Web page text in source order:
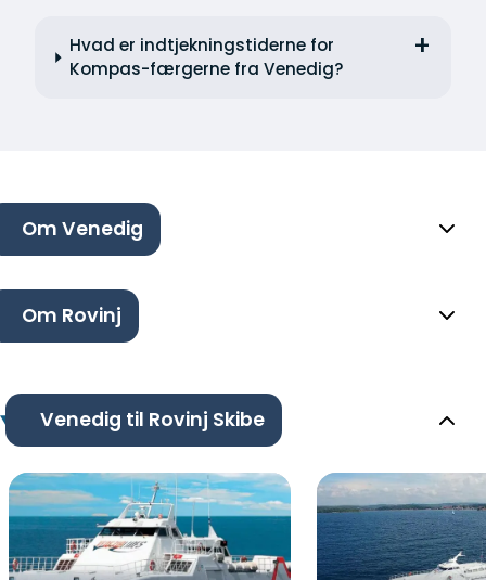
Hvad er indtjekningstiderne for
Kompas-færgerne fra Venedig?
Om Venedig
Om Rovinj
Venedig til Rovinj Skibe